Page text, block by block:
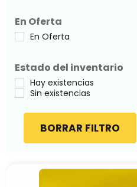
En Oferta
En Oferta
Estado del inventario
Hay existencias
Sin existencias
BORRAR FILTRO